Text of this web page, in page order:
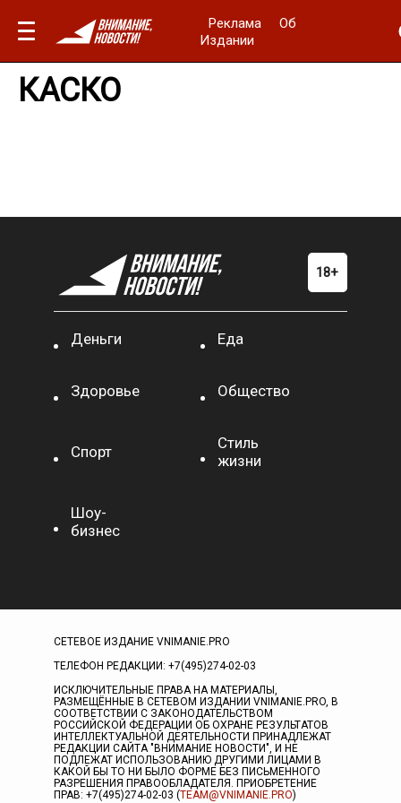
Реклама
Об
Издании
КАСКО
Деньги Еда
Здоровье Общество
Спорт
Стиль
жизни
Шоу-
бизнес
СЕТЕВОЕ ИЗДАНИЕ VNIMANIE.PRO
ТЕЛЕФОН РЕДАКЦИИ: +7(495)274-02-03
ИСКЛЮЧИТЕЛЬНЫЕ ПРАВА НА МАТЕРИАЛЫ,
РАЗМЕЩЁННЫЕ В СЕТЕВОМ ИЗДАНИИ VNIMANIE.PRO, В
СООТВЕТСТВИИ С ЗАКОНОДАТЕЛЬСТВОМ
РОССИЙСКОЙ ФЕДЕРАЦИИ ОБ ОХРАНЕ РЕЗУЛЬТАТОВ
ИНТЕЛЛЕКТУАЛЬНОЙ ДЕЯТЕЛЬНОСТИ ПРИНАДЛЕЖАТ
РЕДАКЦИИ САЙТА "ВНИМАНИЕ НОВОСТИ", И НЕ
ПОДЛЕЖАТ ИСПОЛЬЗОВАНИЮ ДРУГИМИ ЛИЦАМИ В
КАКОЙ БЫ ТО НИ БЫЛО ФОРМЕ БЕЗ ПИСЬМЕННОГО
РАЗРЕШЕНИЯ ПРАВООБЛАДАТЕЛЯ. ПРИОБРЕТЕНИЕ
ПРАВ: +7(495)274-02-03 (TEAM@VNIMANIE.PRO)